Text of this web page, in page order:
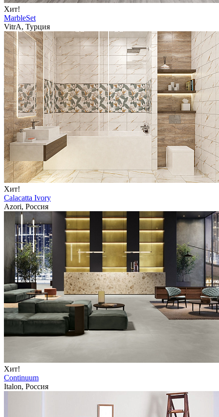
Хит!
MarbleSet
VitrA, Турция
Хит!
Calacatta Ivory
Azori, Россия
Хит!
Continuum
Italon, Россия